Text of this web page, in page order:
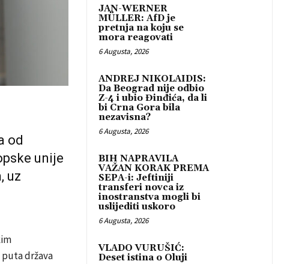
od
unije
uz
država
JAN-WERNER
MÜLLER: AfD je
pretnja na koju se
mora reagovati
6 Augusta, 2026
ANDREJ NIKOLAIDIS:
Da Beograd nije odbio
Z-4 i ubio Đinđića, da li
bi Crna Gora bila
nezavisna?
6 Augusta, 2026
BIH NAPRAVILA
VAŽAN KORAK PREMA
SEPA-i: Jeftiniji
transferi novca iz
inostranstva mogli bi
uslijediti uskoro
6 Augusta, 2026
VLADO VURUŠIĆ:
Deset istina o Oluji